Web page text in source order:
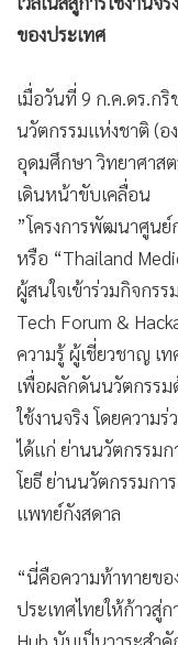
• เกม
• SMEs
• หุ้น
• อินโดจีน
• กองทุนรวม
Celeb Online
• Factcheck
• ญี่ปุ่น
News1
Gotomanager
NIA จัด Thailand
Hackathon 2026 เ
เทคโนโลยี ผู้ประกอบ